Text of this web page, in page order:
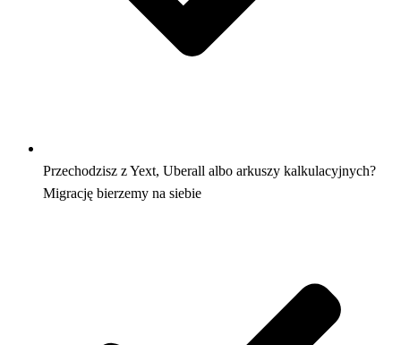
Przechodzisz z Yext, Uberall albo arkuszy kalkulacyjnych?
Migrację bierzemy na siebie